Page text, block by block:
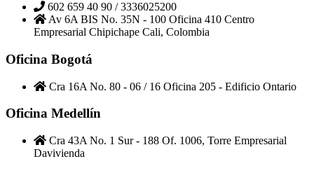
602 659 40 90 / 3336025200
Av 6A BIS No. 35N - 100 Oficina 410 Centro
Empresarial Chipichape Cali, Colombia
Oficina Bogotá
Cra 16A No. 80 - 06 / 16 Oficina 205 - Edificio Ontario
Oficina Medellín
Cra 43A No. 1 Sur - 188 Of. 1006, Torre Empresarial
Davivienda